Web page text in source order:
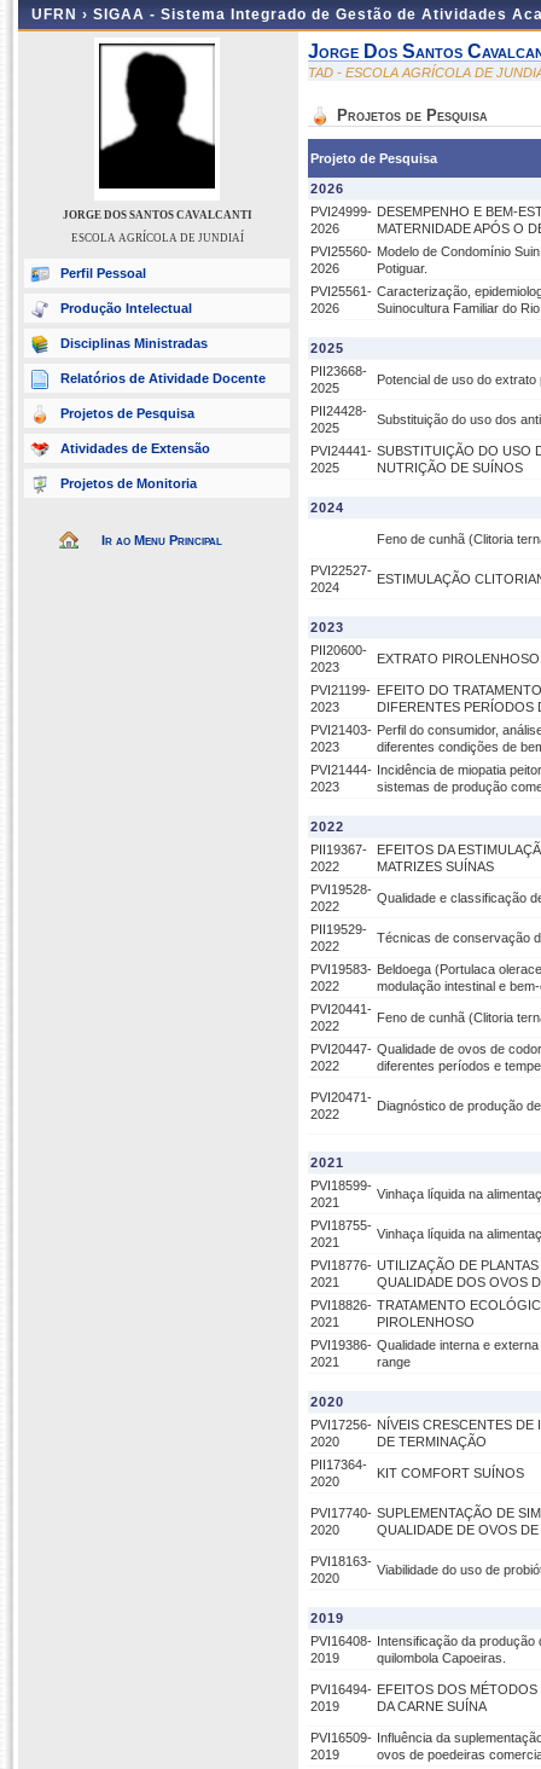
UFRN › SIGAA - Sistema Integrado de Gestão de Atividades
JORGE DOS SANTOS CAVALCANTI
ESCOLA AGRÍCOLA DE JUNDIAÍ
Perfil Pessoal
Produção Intelectual
Disciplinas Ministradas
Relatórios de Atividade Docente
Projetos de Pesquisa
Atividades de Extensão
Projetos de Monitoria
Ir ao Menu Principal
Jorge Dos Santos
TAD - ESCOLA AGRÍCOLA DE
Projetos de Pesquisa
Projeto de Pesquisa
2026
PVI24999-
2026
DESEMPENHO E BEM-
MATERNIDADE APÓS O
PVI25560-
2026
Modelo de Condomínio
Potiguar.
PVI25561-
2026
Caracterização,
Suinocultura Familiar do
2025
PII23668-
2025
Potencial de uso do
PII24428-
2025
Substituição do uso dos
PVI24441-
2025
SUBSTITUIÇÃO DO USO
NUTRIÇÃO DE SUÍNOS
2024
Feno de cunhã (Clitoria
PVI22527-
2024
ESTIMULAÇÃO
2023
PII20600-
2023
EXTRATO
PVI21199-
2023
EFEITO DO
DIFERENTES PERÍODOS
PVI21403-
2023
Perfil do consumidor,
diferentes condições de
PVI21444-
2023
Incidência de miopatia
sistemas de produção
2022
PII19367-
2022
EFEITOS DA
MATRIZES SUÍNAS
PVI19528-
2022
Qualidade e classificação
PII19529-
2022
Técnicas de conservação
PVI19583-
2022
Beldoega (Portulaca
modulação intestinal e
PVI20441-
2022
Feno de cunhã (Clitoria
PVI20447-
2022
Qualidade de ovos de
diferentes períodos e
PVI20471-
2022
Diagnóstico de produção
2021
PVI18599-
2021
Vinhaça líquida na
PVI18755-
2021
Vinhaça líquida na
PVI18776-
2021
UTILIZAÇÃO DE
QUALIDADE DOS OVOS
PVI18826-
2021
TRATAMENTO
PIROLENHOSO
PVI19386-
2021
Qualidade interna e
range
2020
PVI17256-
2020
NÍVEIS CRESCENTES DE
DE TERMINAÇÃO
PII17364-
2020
KIT COMFORT SUÍNOS
PVI17740-
2020
SUPLEMENTAÇÃO DE
QUALIDADE DE OVOS
PVI18163-
2020
Viabilidade do uso de
2019
PVI16408-
2019
Intensificação da produção
quilombola Capoeiras.
PVI16494-
2019
EFEITOS DOS
DA CARNE SUÍNA
PVI16509-
2019
Influência da
ovos de poedeiras